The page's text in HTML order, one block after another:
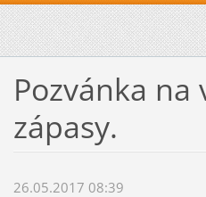
Pozvánka na
zápasy.
26.05.2017 08:39